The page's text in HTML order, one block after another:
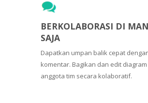
BERKOLABORASI DI
SAJA
Dapatkan umpan balik cepat
komentar. Bagikan dan edit
anggota tim secara kolaboratif.